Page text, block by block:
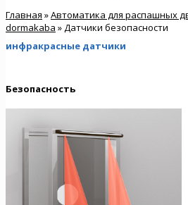
Главная »Автоматика для распашных
dormakaba » Датчики безопасности
инфракрасные датчики
Безопасность